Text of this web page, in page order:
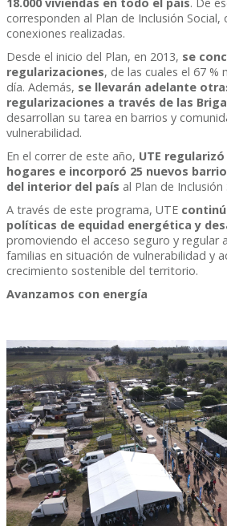
corresponden al Plan de Inclusión Social,
conexiones realizadas.
Desde el inicio del Plan, en 2013, se
regularizaciones, de las cuales el 67 %
día. Además, se llevarán adelante
regularizaciones a través de las
desarrollan su tarea en barrios y
vulnerabilidad.
En el correr de este año, UTE
hogares e incorporó 25 nuevos
del interior del país al Plan de Inclusión
A través de este programa, UTE
políticas de equidad energética y
promoviendo el acceso seguro y regular
familias en situación de vulnerabilidad y
crecimiento sostenible del territorio.
Avanzamos con energía